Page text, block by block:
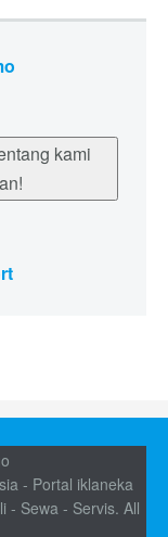
- Portal iklaneka
- Sewa - Servis. All